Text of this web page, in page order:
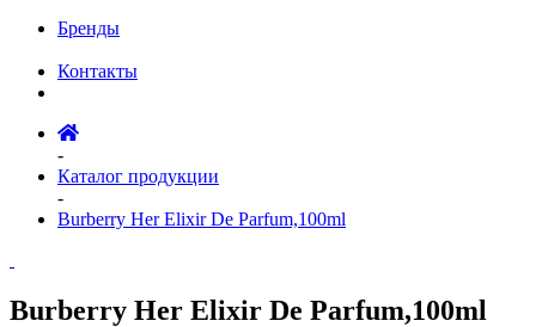
Бренды
Контакты
-
Каталог продукции
-
Burberry Her Elixir De Parfum,100ml
Burberry Her Elixir De Parfum,100ml